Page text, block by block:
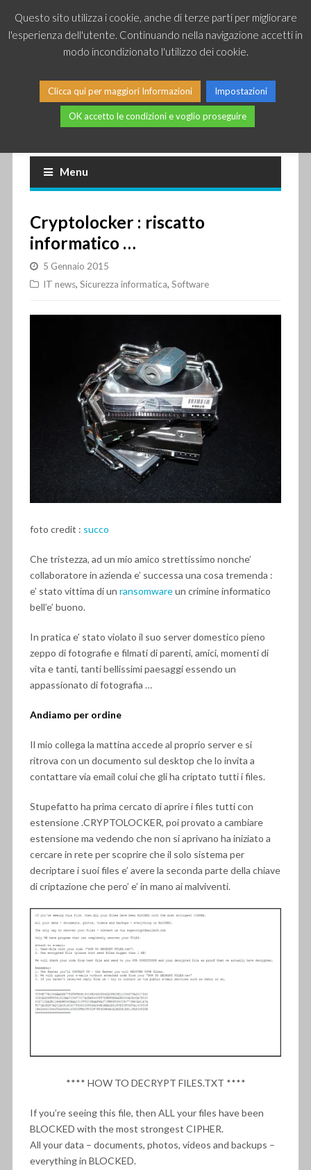
Piccole news dal mondo IT
Menu
Cryptolocker : riscatto
informatico …
5 Gennaio 2015
IT news, Sicurezza informatica, Software
foto credit : succo
Che tristezza, ad un mio amico strettissimo nonche’
collaboratore in azienda e’ successa una cosa tremenda :
e’ stato vittima di un ransomwareun crimine informatico
bell’e’ buono.
In pratica e’ stato violato il suo server domestico pieno
zeppo di fotografie e filmati di parenti, amici, momenti di
vita e tanti, tanti bellissimi paesaggi essendo un
appassionato di fotografia …
Andiamo per ordine
Il mio collega la mattina accede al proprio server e si
ritrova con un documento sul desktop che lo invita a
contattare via email colui che gli ha criptato tutti i files.
Stupefatto ha prima cercato di aprire i files tutti con
estensione .CRYPTOLOCKER, poi provato a cambiare
estensione ma vedendo che non si aprivano ha iniziato a
cercare in rete per scoprire che il solo sistema per
decriptare i suoi files e’ avere la seconda parte della chiave
di criptazione che pero’ e’ in mano ai malviventi.
**** HOW TO DECRYPT FILES.TXT ****
If you’re seeing this file, then ALL your files have been
BLOCKED with the most strongest CIPHER.
All your data – documents, photos, videos and backups –
everything in BLOCKED.
Questo sito utilizza i cookie, anche di terze parti per migliorare
l'esperienza dell'utente. Continuando nella navigazione accetti in
modo incondizionato l'utilizzo dei cookie.
Clicca qui per maggiori Informazioni Impostazioni
OK accetto le condizioni e voglio proseguire